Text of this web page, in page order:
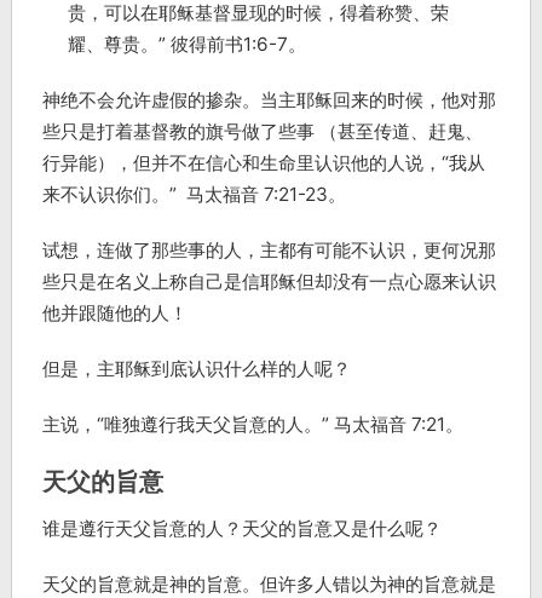
贵，可以在耶稣基督显现的时候，得着称赞、荣
耀、尊贵。” 彼得前书1:6-7。
神绝不会允许虚假的掺杂。当主耶稣回来的时候，他对那
些只是打着基督教的旗号做了些事 （甚至传道、赶鬼、
行异能），但并不在信心和生命里认识他的人说，“我从
来不认识你们。” 马太福音 7:21-23。
试想，连做了那些事的人，主都有可能不认识，更何况那
些只是在名义上称自己是信耶稣但却没有一点心愿来认识
他并跟随他的人！
但是，主耶稣到底认识什么样的人呢？
主说，“唯独遵行我天父旨意的人。” 马太福音 7:21。
天父的旨意
谁是遵行天父旨意的人？天父的旨意又是什么呢？
天父的旨意就是神的旨意。但许多人错以为神的旨意就是